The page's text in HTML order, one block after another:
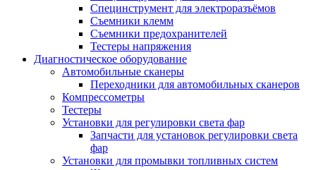
Специнструмент для электроразъёмов
Съемники клемм
Съемники предохранителей
Тестеры напряжения
Диагностическое оборудование
Автомобильные сканеры
Переходники для автомобильных сканеров
Компрессометры
Тестеры
Установки для регулировки света фар
Запчасти для установок регулировки света
фар
Установки для промывки топливных систем